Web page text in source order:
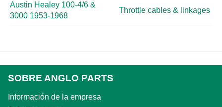
Austin Healey 100-4/6 &
3000 1953-1968
Throttle cables & linkages
SOBRE ANGLO PARTS
Información de la empresa